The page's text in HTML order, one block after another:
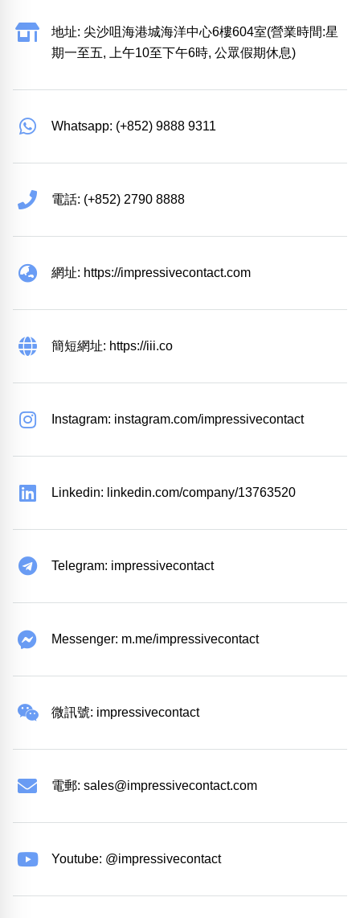
地址: 尖沙咀海港城海洋中心6樓604室(營業時間:星
期一至五, 上午10至下午6時, 公眾假期休息)
Whatsapp: (+852) 9888 9311
電話: (+852) 2790 8888
網址: https://impressivecontact.com
簡短網址: https://iii.co
Instagram: instagram.com/impressivecontact
Linkedin: linkedin.com/company/13763520
Telegram: impressivecontact
Messenger: m.me/impressivecontact
微訊號: impressivecontact
電郵: sales@impressivecontact.com
Youtube: @impressivecontact